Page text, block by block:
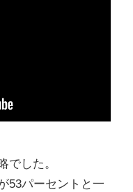
でした。
53パーセントと一